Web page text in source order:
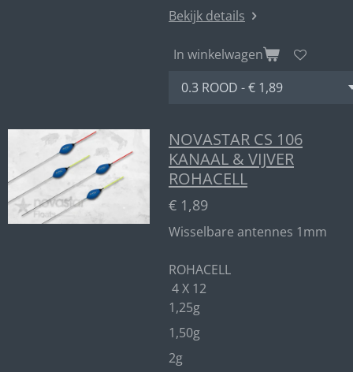
Bekijk details
In winkelwagen
NOVASTAR CS 106
KANAAL & VIJVER
ROHACELL
€ 1,89
Wisselbare antennes 1mm
ROHACELL
4 X 12
1,25g
1,50g
2g